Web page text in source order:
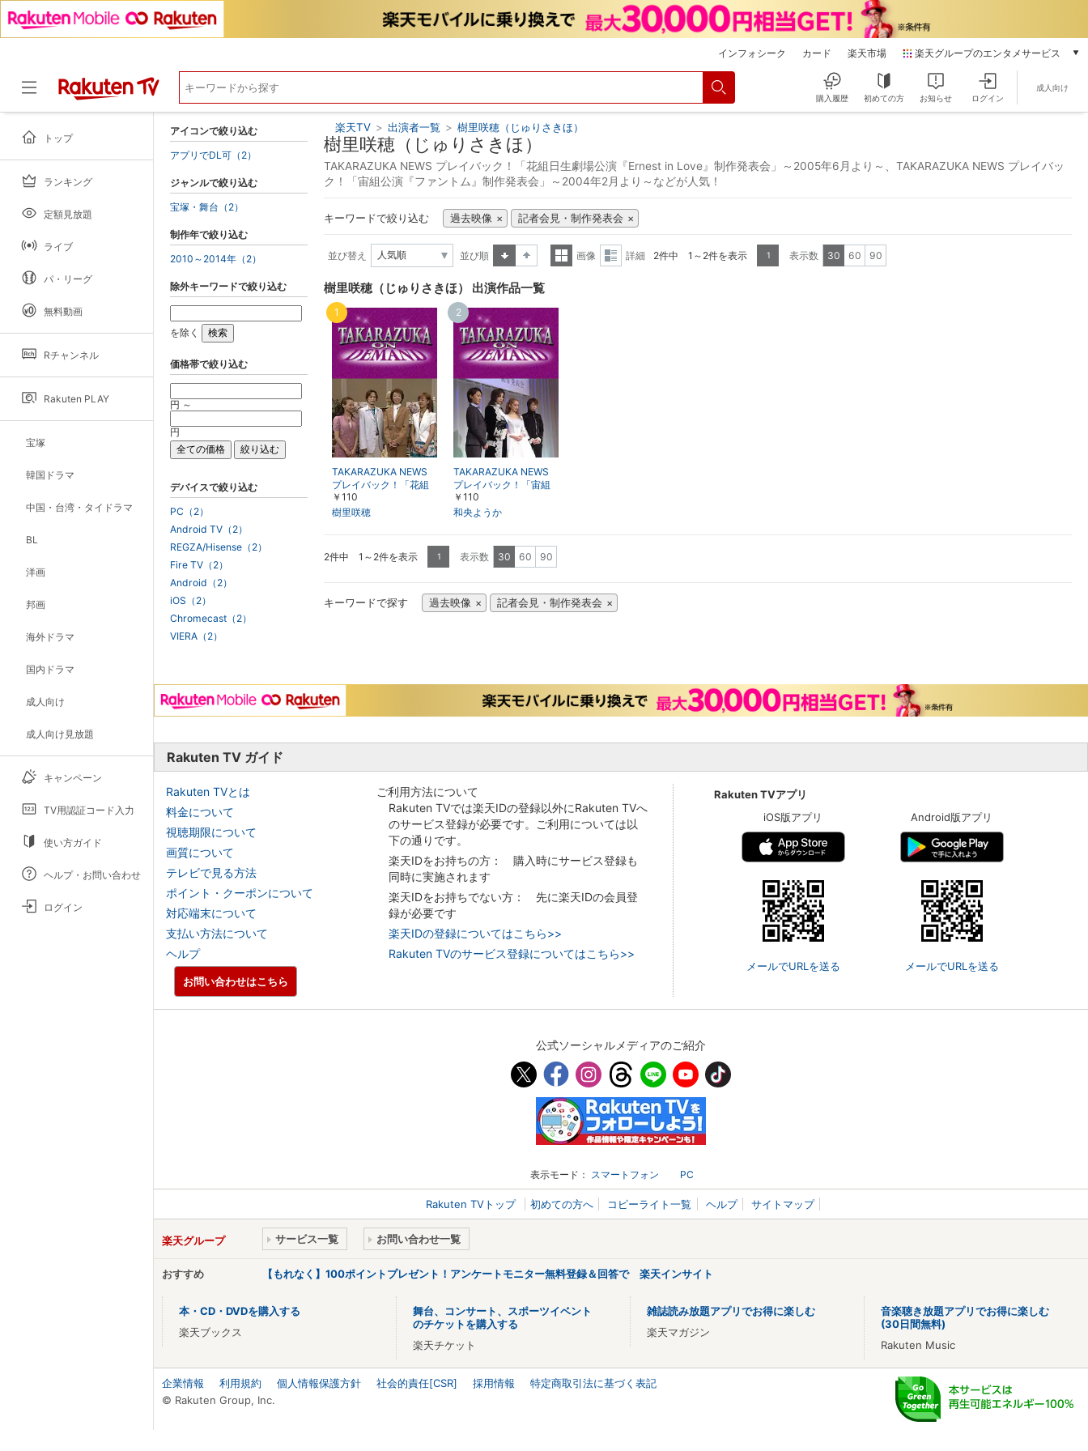
インフォシーク カード 楽天市場 楽天グループのエンタメサービス
本/ゲーム/CD/DVD
楽天Kobo
動画配信
購入履歴 初めての方 お知らせ ログイン
成人向け
トップ
ランキング
定額見放題
ライブ
パ・リーグ
無料動画
Rチャンネル
Rakuten PLAY
宝塚
韓国ドラマ
中国・台湾・タイドラマ
BL
洋画
邦画
海外ドラマ
国内ドラマ
成人向け
成人向け見放題
キャンペーン
TV用認証コード入力
使い方ガイド
ヘルプ・お問い合わせ
ログイン
楽天TV > 出演者一覧 > 樹里咲穂（じゅりさきほ）
樹里咲穂（じゅりさきほ）
TAKARAZUKA NEWS プレイバック！「花組日生劇場公演『Ernest in Love』制作発表会」～2005年6月より～、TAKARAZUKA NEWS プレイバッ
ク！「宙組公演『ファントム』制作発表会」～2004年2月より～などが人気！
キーワードで絞り込む 過去映像 記者会見・制作発表会
並び替え
並び順
画像
詳細 2件中 1～2件を表示 1 表示数 30 60 90
樹里咲穂（じゅりさきほ） 出演作品一覧
TAKARAZUKA NEWS
プレイバック！「花組
日生劇場公演『Ernest i
n Love』制作発表会」
￥110
樹里咲穂
1
TAKARAZUKA NEWS
プレイバック！「宙組
公演『ファントム』制
作発表会」～2004年2
￥110
和央ようか
2
2件中 1～2件を表示 1 表示数 30 60 90
キーワードで探す 過去映像 記者会見・制作発表会
アイコンで絞り込む
アプリでDL可（2）
ジャンルで絞り込む
宝塚・舞台（2）
制作年で絞り込む
2010～2014年（2）
除外キーワードで絞り込む
を除く
価格帯で絞り込む
円 ～
円
デバイスで絞り込む
PC（2）
Android TV（2）
REGZA/Hisense（2）
Fire TV（2）
Android（2）
iOS（2）
Chromecast（2）
VIERA（2）
Rakuten TV ガイド
Rakuten TVとは
料金について
視聴期限について
画質について
テレビで見る方法
ポイント・クーポンについて
対応端末について
支払い方法について
ヘルプ
ご利用方法について
Rakuten TVでは楽天IDの登録以外にRakuten TVへ
のサービス登録が必要です。ご利用については以
下の通りです。
楽天IDをお持ちの方： 購入時にサービス登録も
同時に実施されます
楽天IDをお持ちでない方： 先に楽天IDの会員登
録が必要です
楽天IDの登録についてはこちら>>
Rakuten TVのサービス登録についてはこちら>>
Rakuten TVアプリ
iOS版アプリ
メールでURLを送る
Android版アプリ
メールでURLを送る
お問い合わせはこちら
公式ソーシャルメディアのご紹介
表示モード： スマートフォン PC
Rakuten TVトップ 初めての方へ コピーライト一覧 ヘルプ サイトマップ
楽天グループ サービス一覧 お問い合わせ一覧
おすすめ 【もれなく】100ポイントプレゼント！アンケートモニター無料登録＆回答で 楽天インサイト
本・CD・DVDを購入する
楽天ブックス
舞台、コンサート、スポーツイベント
のチケットを購入する
楽天チケット
雑誌読み放題アプリでお得に楽しむ
楽天マガジン
音楽聴き放題アプリでお得に楽しむ
(30日間無料)
Rakuten Music
企業情報 利用規約 個人情報保護方針 社会的責任[CSR] 採用情報
特定商取引法に基づく表記
© Rakuten Group, Inc.